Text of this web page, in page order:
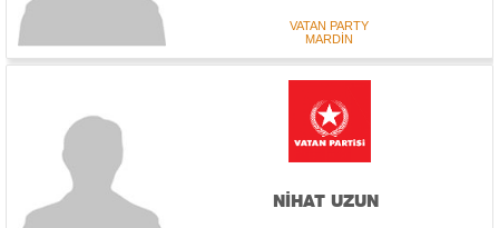
VATAN PARTY
MARDİN
NİHAT UZUN